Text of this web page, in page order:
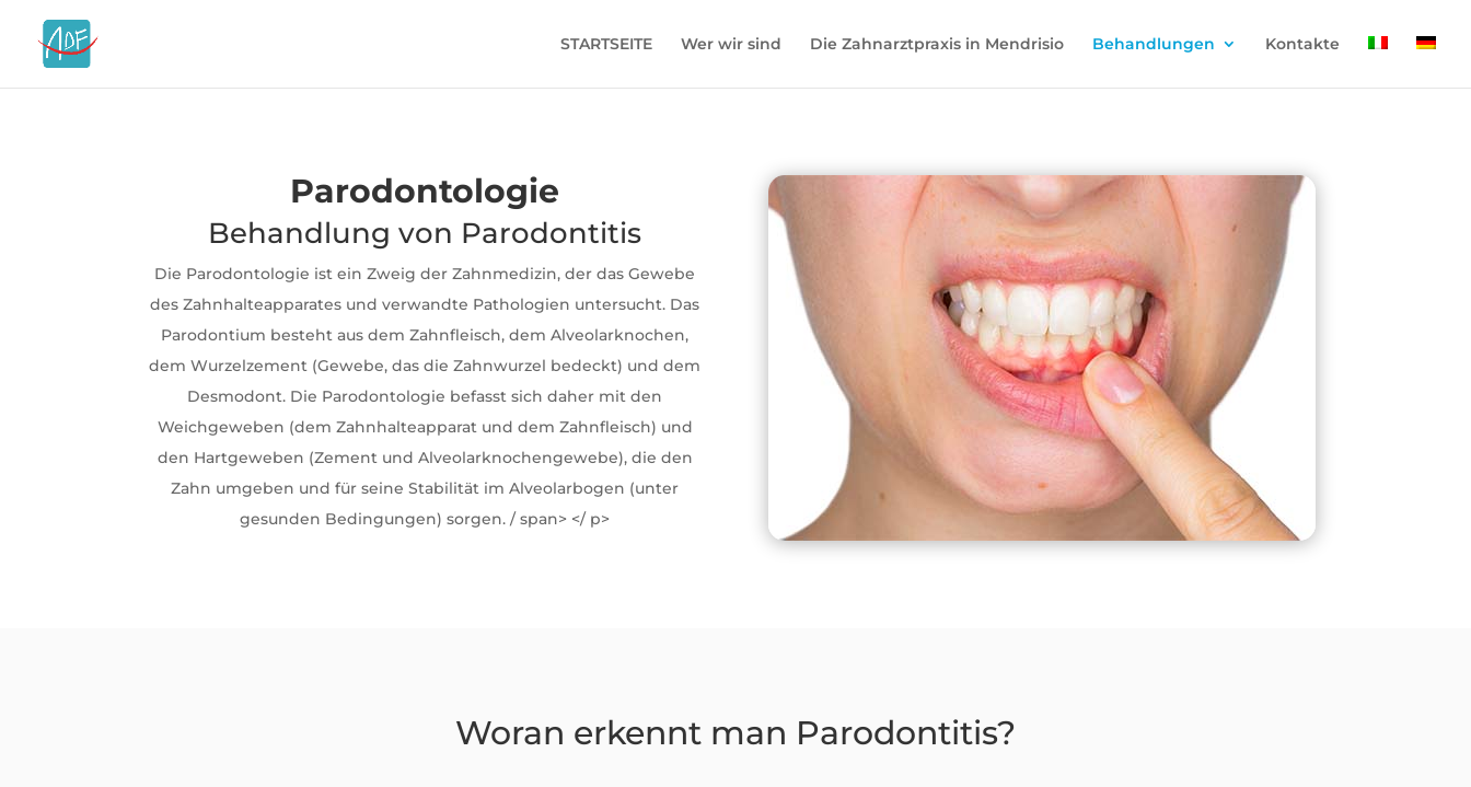
STARTSEITE Wer wir sind Die Zahnarztpraxis in Mendrisio Behandlungen Kontakte
Parodontologie
Behandlung von Parodontitis
Die Parodontologie ist ein Zweig der Zahnmedizin, der das Gewebe
des Zahnhalteapparates und verwandte Pathologien untersucht. Das
Parodontium besteht aus dem Zahnfleisch, dem Alveolarknochen,
dem Wurzelzement (Gewebe, das die Zahnwurzel bedeckt) und dem
Desmodont. Die Parodontologie befasst sich daher mit den
Weichgeweben (dem Zahnhalteapparat und dem Zahnfleisch) und
den Hartgeweben (Zement und Alveolarknochengewebe), die den
Zahn umgeben und für seine Stabilität im Alveolarbogen (unter
gesunden Bedingungen) sorgen. / span> </ p>
Woran erkennt man Parodontitis?